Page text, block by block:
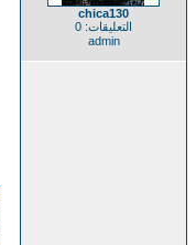
chica130
التعليقات: 0
admin